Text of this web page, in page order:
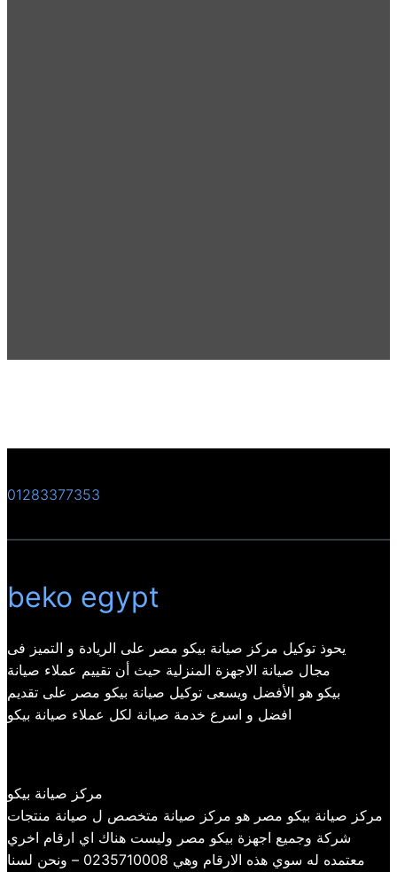
01283377353
beko egypt
يحوذ توكيل مركز صيانة بيكو مصر على الريادة و التميز فى
مجال صيانة الاجهزة المنزلية حيث أن تقييم عملاء صيانة
بيكو هو الأفضل ويسعى توكيل صيانة بيكو مصر على تقديم
افضل و اسرع خدمة صيانة لكل عملاء صيانة بيكو
مركز صيانة بيكو
مركز صيانة بيكو مصر هو مركز صيانة متخصص ل صيانة منتجات
شركة وجميع اجهزة بيكو مصر وليست هناك اي ارقام اخري
معتمده له سوي هذه الارقام وهي 0235710008 – ونحن لسنا